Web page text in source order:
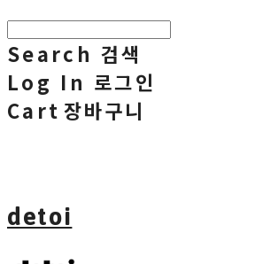
Search 검색
Log In 로그인
Cart 장바구니
detoi